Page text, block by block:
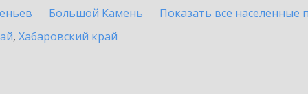
Большой Камень Показать все населенные
, Хабаровский край